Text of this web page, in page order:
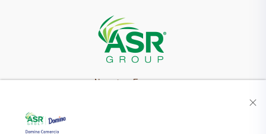
Nuestra Empresa